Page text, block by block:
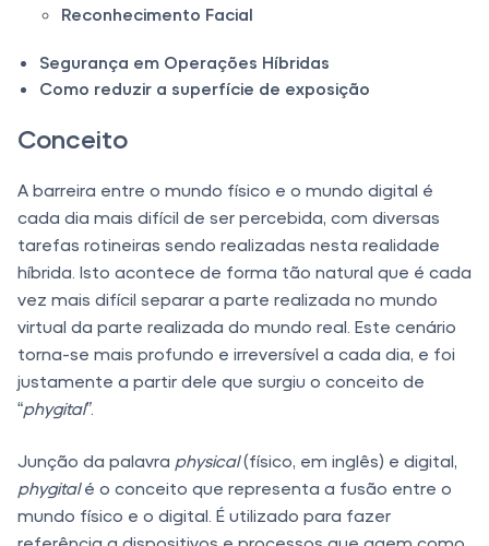
Reconhecimento Facial
Segurança em Operações Híbridas
Como reduzir a superfície de exposição
Conceito
A barreira entre o mundo físico e o mundo digital é
cada dia mais difícil de ser percebida, com diversas
tarefas rotineiras sendo realizadas nesta realidade
híbrida. Isto acontece de forma tão natural que é cada
vez mais difícil separar a parte realizada no mundo
virtual da parte realizada do mundo real. Este cenário
torna-se mais profundo e irreversível a cada dia, e foi
justamente a partir dele que surgiu o conceito de
“phygital”.
Junção da palavra physical(físico, em inglês) e digital,
phygitalé o conceito que representa a fusão entre o
mundo físico e o digital. É utilizado para fazer
referência a dispositivos e processos que agem como